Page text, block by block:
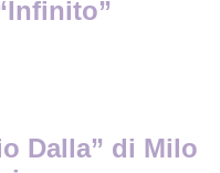
Dalla” di Milo